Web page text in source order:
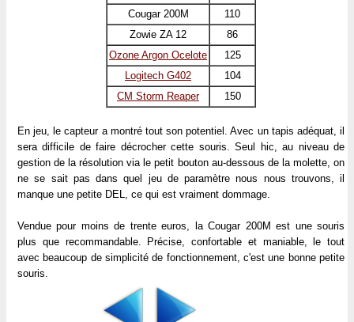
Cougar 200M
110
Zowie ZA 12
86
Ozone Argon Ocelote
125
Logitech G402
104
CM Storm Reaper
150
En jeu, le capteur a montré tout son potentiel. Avec un tapis adéquat, il
sera difficile de faire décrocher cette souris. Seul hic, au niveau de
gestion de la résolution via le petit bouton au-dessous de la molette, on
ne se sait pas dans quel jeu de paramètre nous nous trouvons, il
manque une petite DEL, ce qui est vraiment dommage.
Vendue pour moins de trente euros, la Cougar 200M est une souris
plus que recommandable. Précise, confortable et maniable, le tout
avec beaucoup de simplicité de fonctionnement, c'est une bonne petite
souris.